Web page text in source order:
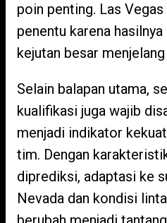
poin penting. Las
penentu karena
kejutan besar
Selain balapan utama,
kualifikasi juga wajib
menjadi indikator
tim. Dengan
diprediksi, adaptasi ke
Nevada dan kondisi